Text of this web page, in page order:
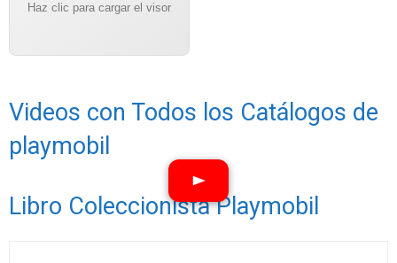
Haz clic para cargar el visor
Videos con Todos los Catálogos de
playmobil
Libro Coleccionista Playmobil